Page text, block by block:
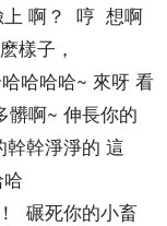
上 啊？ 哼 想啊
樣子，
哈哈哈~ 來呀 看
髒啊~ 伸長你的
幹淨淨的 這
碾死你的小畜